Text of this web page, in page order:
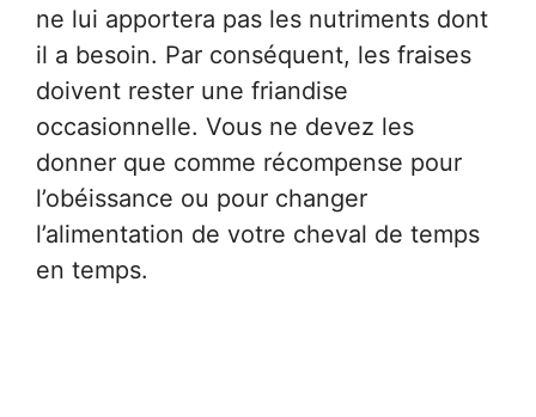
ne lui apportera pas les nutriments dont
il a besoin. Par conséquent, les fraises
doivent rester une friandise
occasionnelle. Vous ne devez les
donner que comme récompense pour
l’obéissance ou pour changer
l’alimentation de votre cheval de temps
en temps.